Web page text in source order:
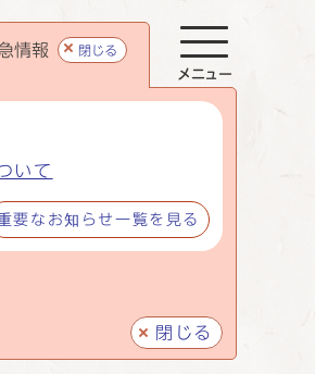
情報 閉じる
いて
要なお知らせ一覧を見る
閉じる
メニュー